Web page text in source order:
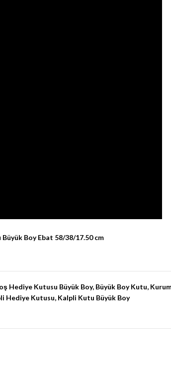
Boy Ebat 58/38/17.50 cm
Hediye Kutusu Büyük Boy, Büyük Boy Kutu,
Hediye Kutusu, Kalpli Kutu Büyük Boy